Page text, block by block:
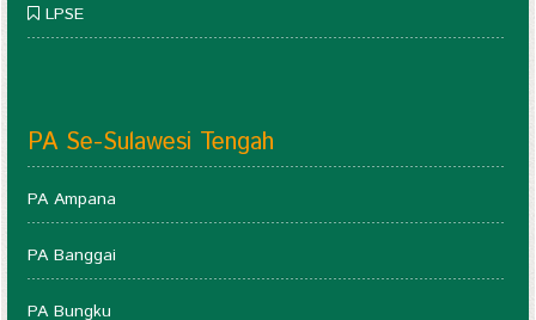
LPSE
PA Se-Sulawesi Tengah
PA Ampana
PA Banggai
PA Bungku